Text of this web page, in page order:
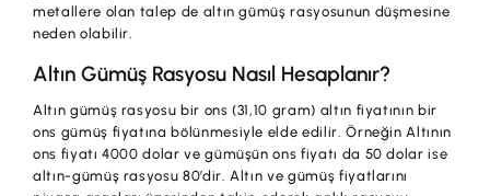
metallere olan talep de altın gümüş rasyosunun düşmesine
neden olabilir.
Altın Gümüş Rasyosu Nasıl Hesaplanır?
Altın gümüş rasyosu bir ons (31,10 gram) altın fiyatının bir
ons gümüş fiyatına bölünmesiyle elde edilir. Örneğin Altının
ons fiyatı 4000 dolar ve gümüşün ons fiyatı da 50 dolar ise
altın-gümüş rasyosu 80’dir. Altın ve gümüş fiyatlarını